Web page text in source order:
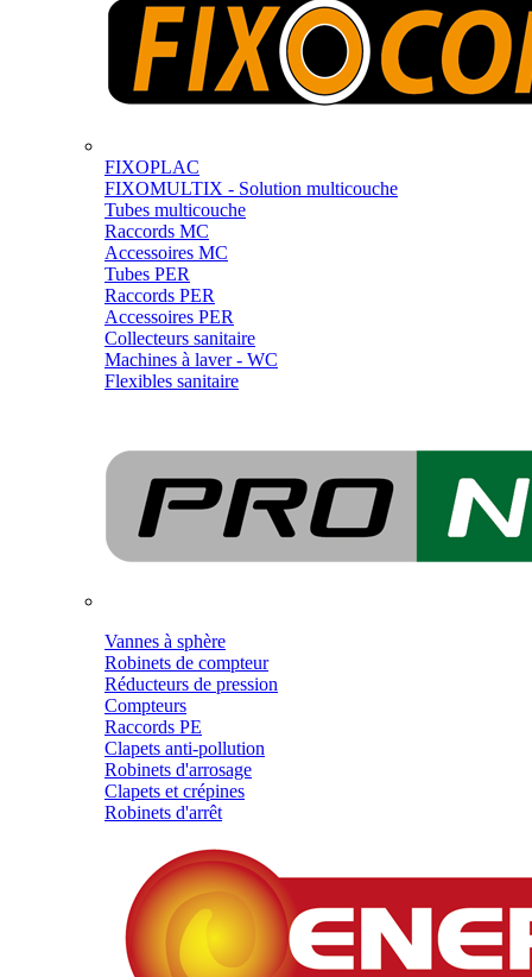
FIXOPLAC
FIXOMULTIX - Solution multicouche
Tubes multicouche
Raccords MC
Accessoires MC
Tubes PER
Raccords PER
Accessoires PER
Collecteurs sanitaire
Machines à laver - WC
Flexibles sanitaire
Vannes à sphère
Robinets de compteur
Réducteurs de pression
Compteurs
Raccords PE
Clapets anti-pollution
Robinets d'arrosage
Clapets et crépines
Robinets d'arrêt